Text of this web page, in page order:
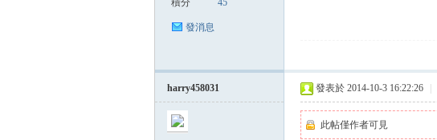
積分 45
發消息
harry458031 發表於 2014-10-3 16:22:26
此帖僅作者可見